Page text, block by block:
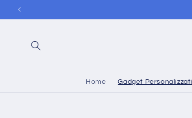
direttamente
ai contenuti
Home Gadget Personalizzati